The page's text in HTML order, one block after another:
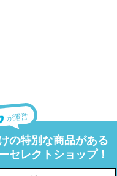
が運営
の特別な商品がある
セレクトショップ！